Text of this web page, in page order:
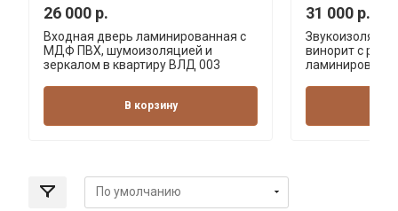
26 000 р.
Входная дверь ламинированная с
МДФ ПВХ, шумоизоляцией и
зеркалом в квартиру ВЛД 003
В корзину
31 000 р.
винорит с